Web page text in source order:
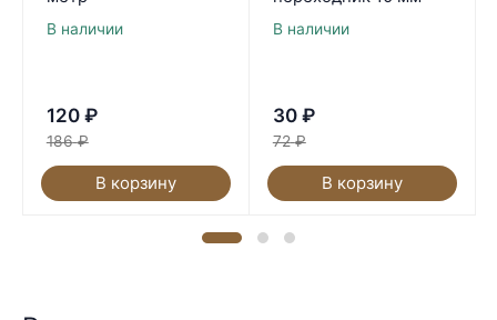
В наличии
120 ₽
186 ₽
В корзину
В наличии
30 ₽
72 ₽
В корзину